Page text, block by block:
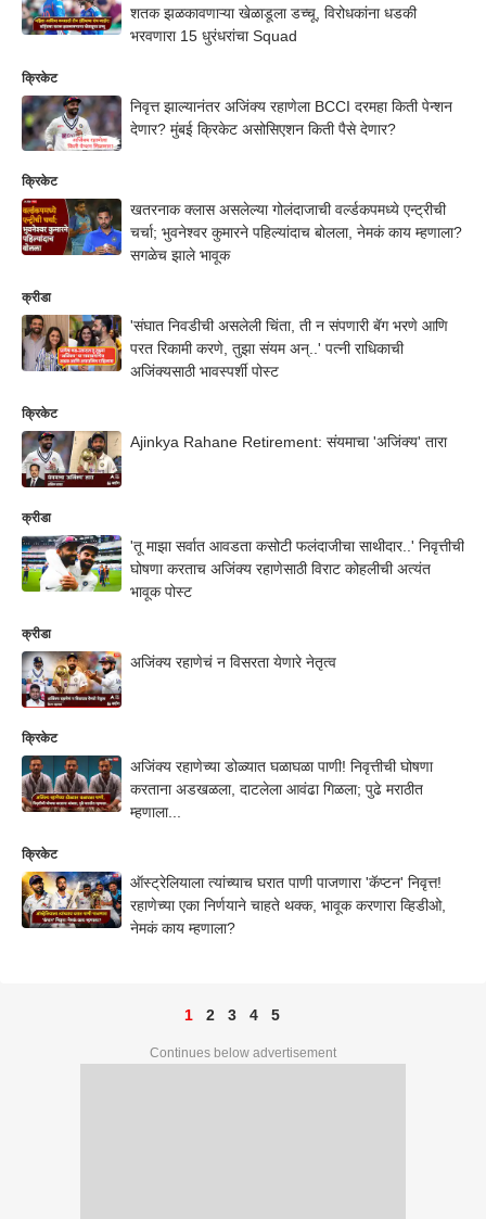
शतक झळकावणाऱ्या खेळाडूला डच्चू, विरोधकांना धडकी
भरवणारा 15 धुरंधरांचा Squad
क्रिकेट
निवृत्त झाल्यानंतर अजिंक्य रहाणेला BCCI दरमहा किती पेन्शन
देणार? मुंबई क्रिकेट असोसिएशन किती पैसे देणार?
क्रिकेट
खतरनाक क्लास असलेल्या गोलंदाजाची वर्ल्डकपमध्ये एन्ट्रीची
चर्चा; भुवनेश्वर कुमारने पहिल्यांदाच बोलला, नेमकं काय म्हणाला?
सगळेच झाले भावूक
क्रीडा
'संघात निवडीची असलेली चिंता, ती न संपणारी बॅग भरणे आणि
परत रिकामी करणे, तुझा संयम अन्..' पत्नी राधिकाची
अजिंक्यसाठी भावस्पर्शी पोस्ट
क्रिकेट
Ajinkya Rahane Retirement: संयमाचा 'अजिंक्य' तारा
क्रीडा
'तू माझा सर्वात आवडता कसोटी फलंदाजीचा साथीदार..' निवृत्तीची
घोषणा करताच अजिंक्य रहाणेसाठी विराट कोहलीची अत्यंत
भावूक पोस्ट
क्रीडा
अजिंक्य रहाणेचं न विसरता येणारे नेतृत्व
क्रिकेट
अजिंक्य रहाणेच्या डोळ्यात घळाघळा पाणी! निवृत्तीची घोषणा
करताना अडखळला, दाटलेला आवंढा गिळला; पुढे मराठीत
म्हणाला...
क्रिकेट
ऑस्ट्रेलियाला त्यांच्याच घरात पाणी पाजणारा 'कॅप्टन' निवृत्त!
रहाणेच्या एका निर्णयाने चाहते थक्क, भावूक करणारा व्हिडीओ,
नेमकं काय म्हणाला?
1 2 3 4 5
Continues below advertisement